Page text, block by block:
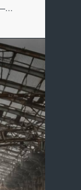
—…